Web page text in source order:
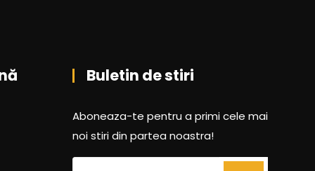
Buletin de stiri
Aboneaza-te pentru a primi cele mai
noi stiri din partea noastra!